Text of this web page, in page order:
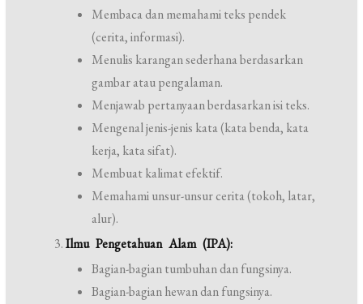
Membaca dan memahami teks pendek
(cerita, informasi).
Menulis karangan sederhana berdasarkan
gambar atau pengalaman.
Menjawab pertanyaan berdasarkan isi teks.
Mengenal jenis-jenis kata (kata benda, kata
kerja, kata sifat).
Membuat kalimat efektif.
Memahami unsur-unsur cerita (tokoh, latar,
alur).
Ilmu Pengetahuan Alam (IPA):
Bagian-bagian tumbuhan dan fungsinya.
Bagian-bagian hewan dan fungsinya.